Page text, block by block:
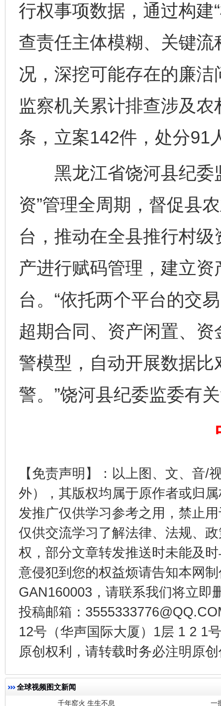
行权事项数据，通过构建
查责任主体模糊、关键
况，深挖可能存在的廉
监察机关累计排查涉及农
条，立案142件，处分91
黑龙江省饶河县纪委
资”管理全周期，督促县
台，推动在全县推行村
产进行赋码管理，建立
台。“依托两个平台的交
超期合同、资产闲置、
警模型，自动开展数据
警。”饶河县纪委监委有
【免责声明】：以上图、文、音/
外），其版权均属于原作者或归
发推广仅供学习参考之用，禁止
仅供交流学习了解法律、法规、
权，部分文章转发推送时未能及
意侵犯到您的权益烦请告知本网
GAN160003，请联系我们将立即
投稿邮箱：
12号（华声国际大厦）1层 1 2 1
原创权利，请转载时务必注明原
全球视频图文新闻
东山县通报“牛蛙产品抗生素超标问题” 法
千年窑火 生生不息